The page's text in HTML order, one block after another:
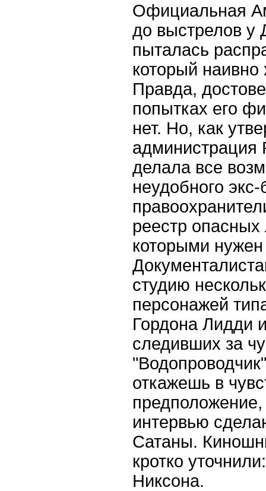
Официальная
до выстрелов у
пыталась
который
Правда,
попытках его
нет. Но, как
администрация
делала все
неудобного
реестр опасных
которыми
студию
персонажей
Гордона Лидди
следивших за
откажешь в
интервью
Сатаны.
кротко
Никсона.